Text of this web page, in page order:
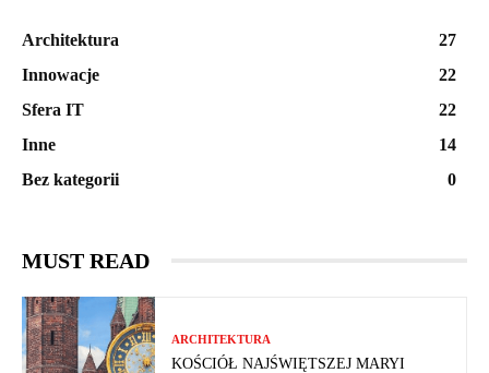
Architektura
27
Innowacje
22
Sfera IT
22
Inne
14
Bez kategorii
0
MUST READ
ARCHITEKTURA
KOŚCIÓŁ NAJŚWIĘTSZEJ MARYI